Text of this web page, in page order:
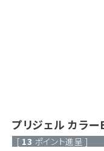
プリジェル カラー
[ 13 ポイント進呈 ]